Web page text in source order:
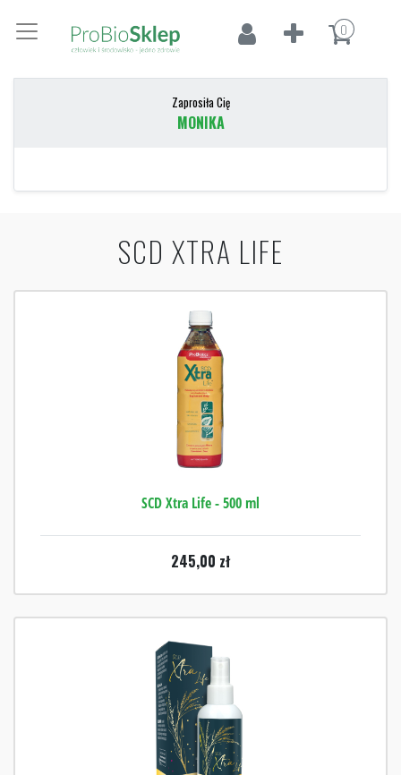
0
Zaprosiła Cię
MONIKA
SCD XTRA LIFE
SCD Xtra Life - 500 ml
245,00 zł